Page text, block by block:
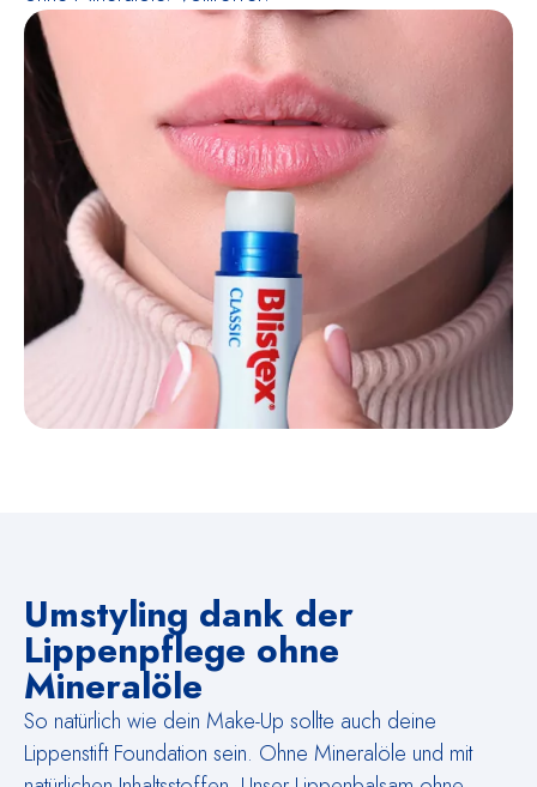
Umstyling dank der
Lippenpflege ohne
Mineralöle
So natürlich wie dein Make-Up sollte auch deine
Lippenstift Foundation sein. Ohne Mineralöle und mit